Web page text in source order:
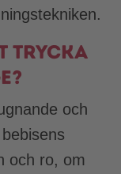
trycka
och
och ro, om